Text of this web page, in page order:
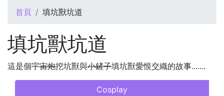
您在這裡
首頁 填坑獸坑道
填坑獸坑道
這是個宇宙炮挖坑獸與小鏟子填坑獸愛恨交織的故事.......
Cosplay